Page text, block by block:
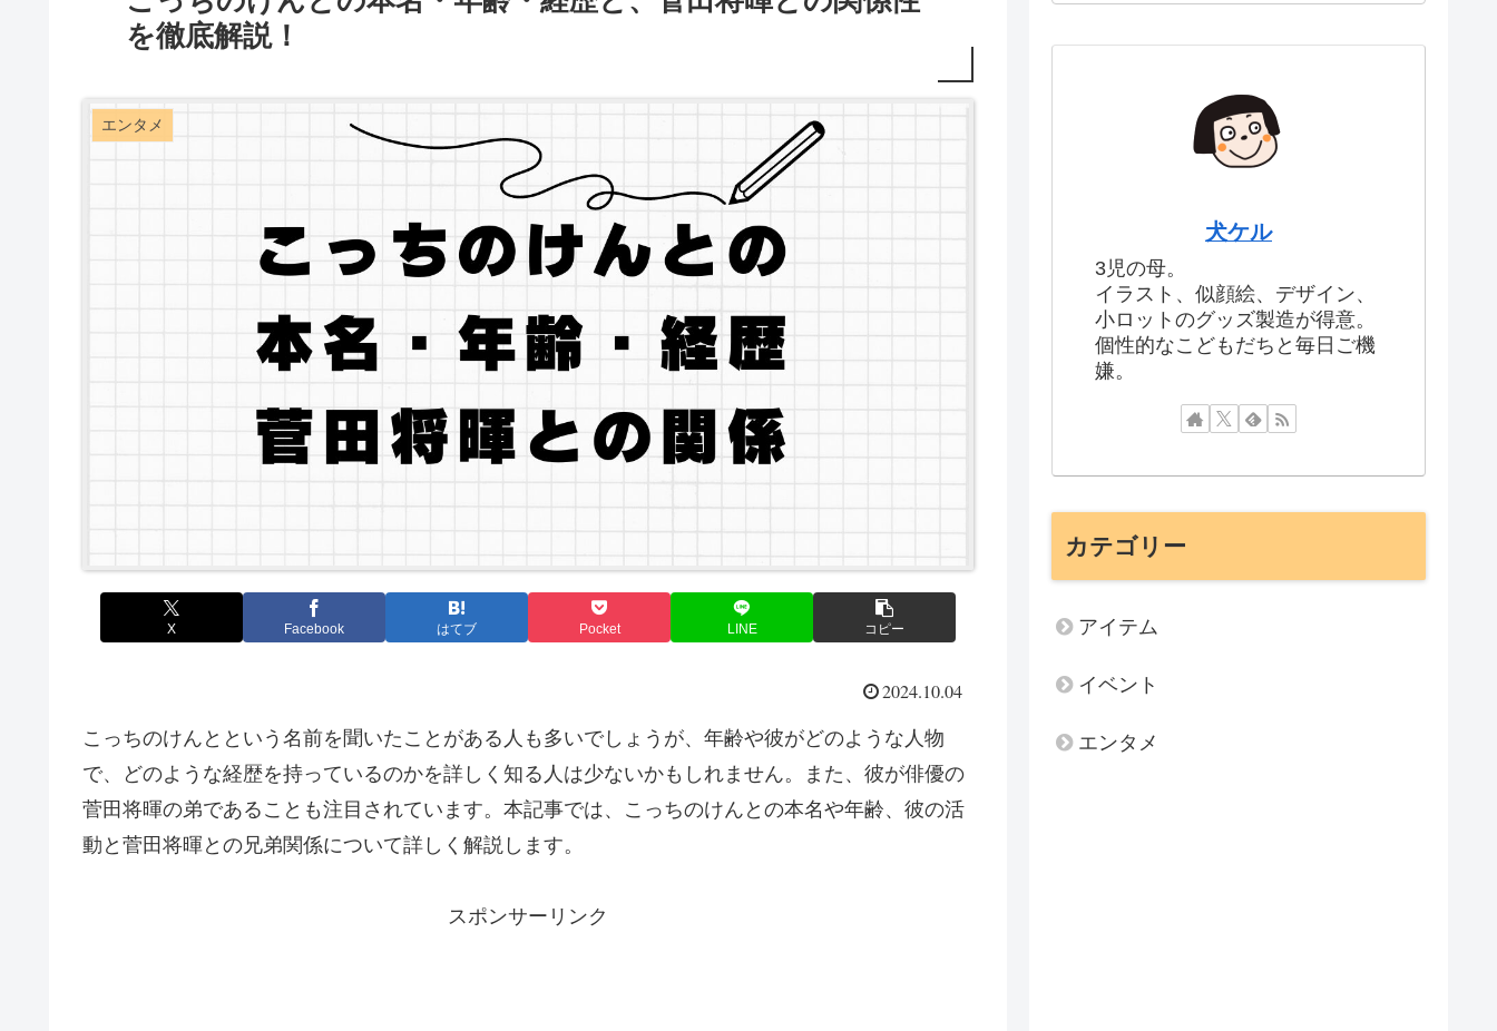
を徹底解説！
エンタメ
X Facebook はてブ Pocket LINE コピー
2024.10.04
こっちのけんとという名前を聞いたことがある人も多いでしょうが、年齢や彼がどのような人物
で、どのような経歴を持っているのかを詳しく知る人は少ないかもしれません。また、彼が俳優の
菅田将暉の弟であることも注目されています。本記事では、こっちのけんとの本名や年齢、彼の活
動と菅田将暉との兄弟関係について詳しく解説します。
スポンサーリンク
犬ケル
3児の母。
イラスト、似顔絵、デザイン、
小ロットのグッズ製造が得意。
個性的なこどもだちと毎日ご機
嫌。
カテゴリー
アイテム
イベント
エンタメ